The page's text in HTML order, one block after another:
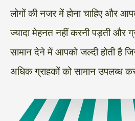
लोगों की नजर में होना चाहिए और
ज्यादा मेहनत नहीं करनी पड़ती और
सामान देने में आपको जल्दी होती है
अधिक ग्राहकों को सामान उपलब्ध